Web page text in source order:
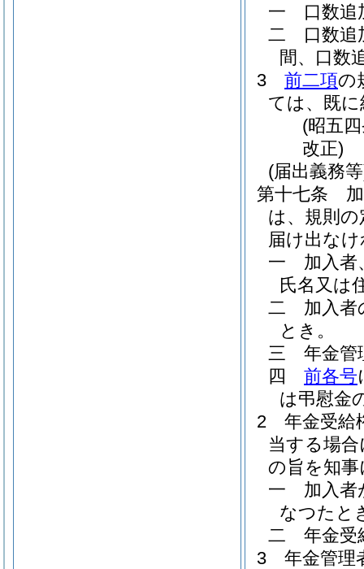
一
口数
二
口数
間、口数
3
前二項の
ては、既
(昭五
改正)
(届出義務
第十七条
は、規則
届け出な
一
加入者
氏名又は
二
加入者
とき。
三
年金管
四
前各号
は弔慰金
2
年金受給
当する場
の旨を知
一
加入者
なつたと
二
年金受
3
年金管理